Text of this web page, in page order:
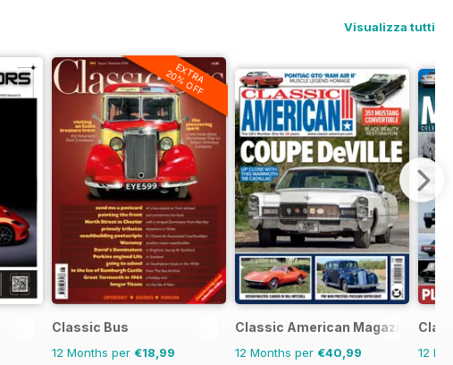
Visualizza tutti
EXTRA
20% OFF
Classic Bus
12 Months per €18,99
Classic American Magazine
12 Months per €40,99 12